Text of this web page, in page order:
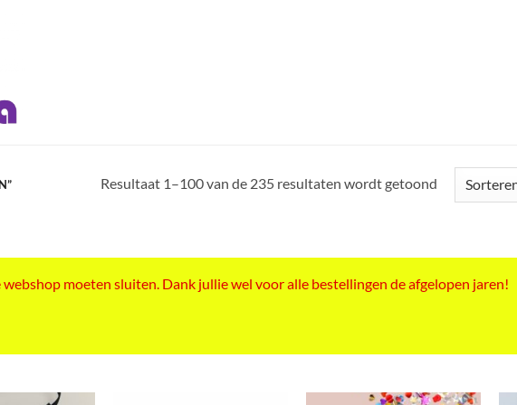
Resultaat 1–100 van de 235 resultaten wordt getoondGesorteerd
moeten sluiten. Dank jullie wel voor alle bestellingen de afgelopen jaren!